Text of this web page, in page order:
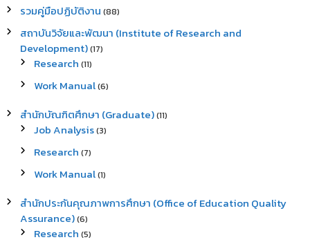
รวมคู่มือปฏิบัติงาน (88)
สถาบันวิจัยและพัฒนา (Institute of Research and
Development)(17)
Research (11)
Work Manual(6)
สำนักบัณฑิตศึกษา (Graduate)(11)
Job Analysis(3)
Research (7)
Work Manual(1)
สำนักประกันคุณภาพการศึกษา (Office of Education Quality
Assurance)(6)
Research (5)